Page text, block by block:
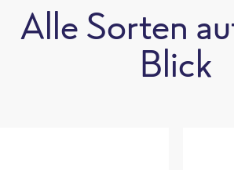
Alle Sorten
Blick